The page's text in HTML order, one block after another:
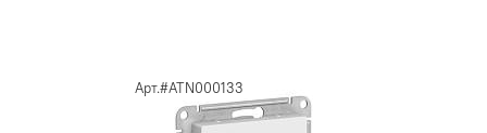
Арт.#ATN000133